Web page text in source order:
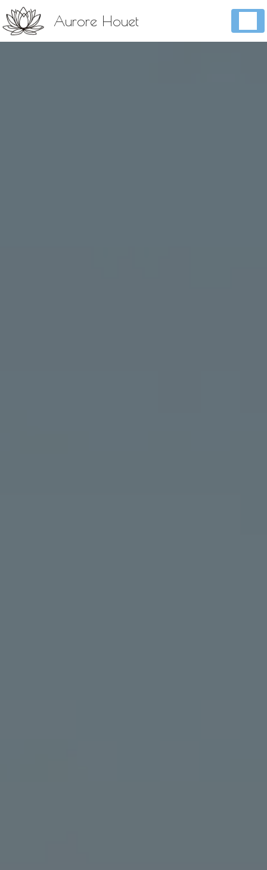
Aurore Houet
Panneau de gestion des cookies